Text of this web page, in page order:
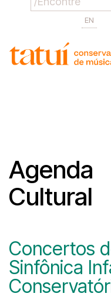
EN
Agenda
Cultural
Concertos
Sinfônica